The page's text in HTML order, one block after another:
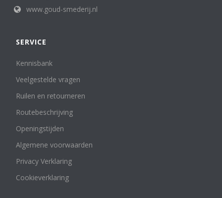
www.goud-smederij.nl
SERVICE
Kennisbank
Veelgestelde vragen
Ruilen en retourneren
Routebeschrijving
Openingstijden
Algemene voorwaarden
Privacy Verklaring
Cookieverklaring